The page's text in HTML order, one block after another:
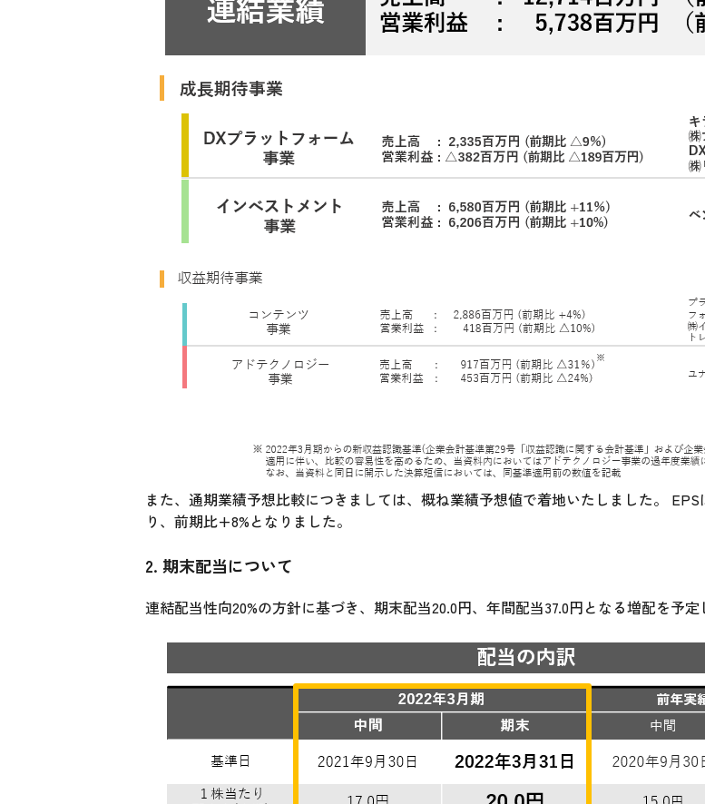
また、通期業績予想比較につきましては、概ね業績予想値で着地いたしました。
り、前期比+8%となりました。
2. 期末配当について
連結配当性向20%の方針に基づき、期末配当20.0円、年間配当37.0円となる増配を予定